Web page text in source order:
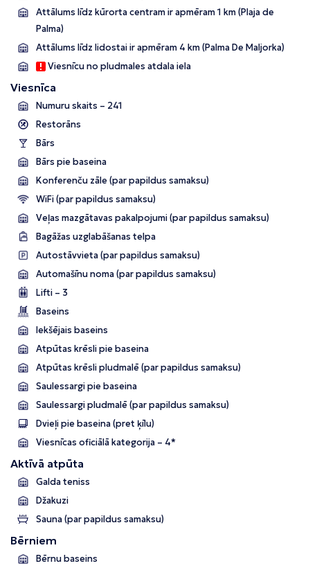
Attālums līdz kūrorta centram ir apmēram 1 km (Plaja de
Palma)
Attālums līdz lidostai ir apmēram 4 km (Palma De Maljorka)
Viesnīcu no pludmales atdala iela
Viesnīca
Numuru skaits – 241
Restorāns
Bārs
Bārs pie baseina
Konferenču zāle (par papildus samaksu)
WiFi (par papildus samaksu)
Veļas mazgātavas pakalpojumi (par papildus samaksu)
Bagāžas uzglabāšanas telpa
Autostāvvieta (par papildus samaksu)
Automašīnu noma (par papildus samaksu)
Lifti – 3
Baseins
Iekšējais baseins
Atpūtas krēsli pie baseina
Atpūtas krēsli pludmalē (par papildus samaksu)
Saulessargi pie baseina
Saulessargi pludmalē (par papildus samaksu)
Dvieļi pie baseina (pret ķīlu)
Viesnīcas oficiālā kategorija – 4*
Aktīvā atpūta
Galda teniss
Džakuzi
Sauna (par papildus samaksu)
Bērniem
Bērnu baseins